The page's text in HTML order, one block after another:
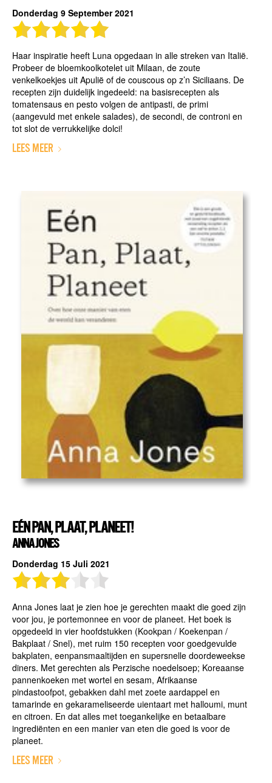
Donderdag 9 September 2021
Haar inspiratie heeft Luna opgedaan in alle streken van Italië.
Probeer de bloemkoolkotelet uit Milaan, de zoute
venkelkoekjes uit Apulië of de couscous op z’n Siciliaans. De
recepten zijn duidelijk ingedeeld: na basisrecepten als
tomatensaus en pesto volgen de antipasti, de primi
(aangevuld met enkele salades), de secondi, de controni en
tot slot de verrukkelijke dolci!
LEES MEER
EÉN PAN, PLAAT, PLANEET!
ANNA JONES
Donderdag 15 Juli 2021
Anna Jones laat je zien hoe je gerechten maakt die goed zijn
voor jou, je portemonnee en voor de planeet. Het boek is
opgedeeld in vier hoofdstukken (Kookpan / Koekenpan /
Bakplaat / Snel), met ruim 150 recepten voor goedgevulde
bakplaten, eenpansmaaltijden en supersnelle doordeweekse
diners. Met gerechten als Perzische noedelsoep; Koreaanse
pannenkoeken met wortel en sesam, Afrikaanse
pindastoofpot, gebakken dahl met zoete aardappel en
tamarinde en gekarameliseerde uientaart met halloumi, munt
en citroen. En dat alles met toegankelijke en betaalbare
ingrediënten en een manier van eten die goed is voor de
planeet.
LEES MEER